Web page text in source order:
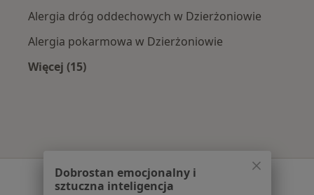
Alergia dróg oddechowych w Dzierżoniowie
Alergia pokarmowa w Dzierżoniowie
Więcej (15)
Serwis
Dobrostan emocjonalny i
sztuczna inteligencja